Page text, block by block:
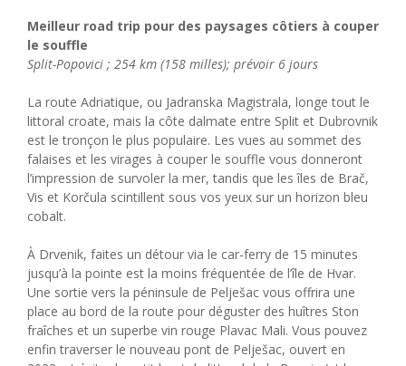
Meilleur road trip pour des paysages côtiers à couper
le souffle
Split-Popovici ; 254 km (158 milles); prévoir 6 jours
La route Adriatique, ou Jadranska Magistrala, longe tout le
littoral croate, mais la côte dalmate entre Split et Dubrovnik
est le tronçon le plus populaire. Les vues au sommet des
falaises et les virages à couper le souffle vous donneront
l’impression de survoler la mer, tandis que les îles de Brač,
Vis et Korčula scintillent sous vos yeux sur un horizon bleu
cobalt.
À Drvenik, faites un détour via le car-ferry de 15 minutes
jusqu’à la pointe est la moins fréquentée de l’île de Hvar.
Une sortie vers la péninsule de Pelješac vous offrira une
place au bord de la route pour déguster des huîtres Ston
fraîches et un superbe vin rouge Plavac Mali. Vous pouvez
enfin traverser le nouveau pont de Pelješac, ouvert en